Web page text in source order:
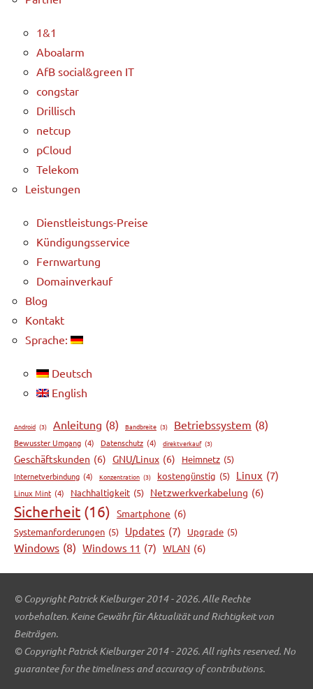
1&1
Aboalarm
AfB social&green IT
congstar
Drillisch
netcup
pCloud
Telekom
Leistungen
Dienstleistungs-Preise
Kündigungsservice
Fernwartung
Domainverkauf
Blog
Kontakt
Sprache:
Deutsch
English
Android (3) Anleitung (8) Bandbreite (3) Betriebssystem (8)
Bewusster Umgang (4) Datenschutz (4) direktverkauf (3)
Geschäftskunden (6) GNU/Linux (6) Heimnetz (5)
Internetverbindung (4) Konzentration (3) kostengünstig (5) Linux (7)
Linux Mint (4) Nachhaltigkeit (5) Netzwerkverkabelung (6)
Sicherheit (16) Smartphone (6)
Systemanforderungen (5) Updates (7) Upgrade (5)
Windows (8) Windows 11 (7) WLAN (6)
© Copyright Patrick Kielburger 2014 - 2026. Alle Rechte
vorbehalten. Keine Gewähr für Aktualität und Richtigkeit von
Beiträgen.
© Copyright Patrick Kielburger 2014 - 2026. All rights reserved. No
guarantee for the timeliness and accuracy of contributions.